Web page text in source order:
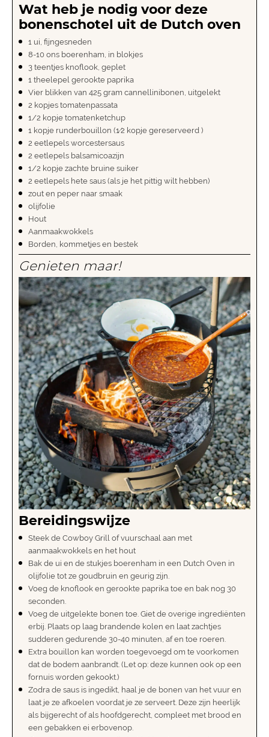
Wat heb je nodig voor deze
bonenschotel uit de Dutch oven
1 ui, fijngesneden
8-10 ons boerenham, in blokjes
3 teentjes knoflook, geplet
1 theelepel gerookte paprika
Vier blikken van 425 gram cannellinibonen, uitgelekt
2 kopjes tomatenpassata
1/2 kopje tomatenketchup
1 kopje runderbouillon (1⁄2 kopje gereserveerd )
2 eetlepels worcestersaus
2 eetlepels balsamicoazijn
1/2 kopje zachte bruine suiker
2 eetlepels hete saus (als je het pittig wilt hebben)
zout en peper naar smaak
olijfolie
Hout
Aanmaakwokkels
Borden, kommetjes en bestek
Genieten maar!
Bereidingswijze
Steek de Cowboy Grill ofvuurschaal aan met
aanmaakwokkels en het hout
Bak de ui en de stukjes boerenham in een Dutch Oven in
olijfolie tot ze goudbruin en geurig zijn.
Voeg de knoflook en gerookte paprika toe en bak nog 30
seconden.
Voeg de uitgelekte bonen toe. Giet de overige ingrediënten
erbij. Plaats op laag brandende kolen en laat zachtjes
sudderen gedurende 30-40 minuten, af en toe roeren.
Extra bouillon kan worden toegevoegd om te voorkomen
dat de bodem aanbrandt. (Let op: deze kunnen ook op een
fornuis worden gekookt.)
Zodra de saus is ingedikt, haal je de bonen van het vuur en
laat je ze afkoelen voordat je ze serveert. Deze zijn heerlijk
als bijgerecht of als hoofdgerecht, compleet met brood en
een gebakken ei erbovenop.